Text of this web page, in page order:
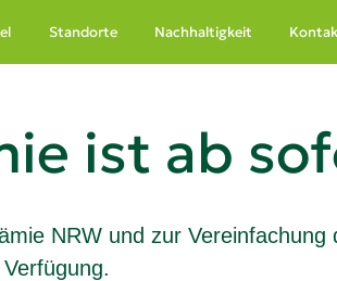
Standorte Nachhaltigkeit
ist ab
NRW und zur